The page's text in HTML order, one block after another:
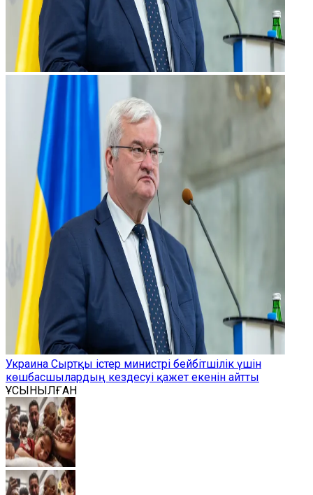
Украина Сыртқы істер министрі бейбітшілік үшін
көшбасшылардың кездесуі қажет екенін айтты
ҰСЫНЫЛҒАН